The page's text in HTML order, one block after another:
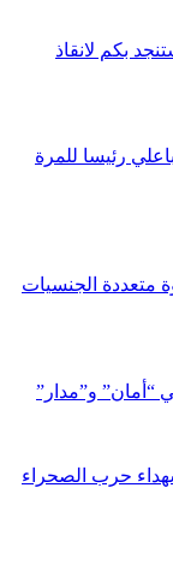
بكم لانقاذ
رئيسا للمرة
متعددة الجنسيات
“أمان” و”مدار”
حرب الصحراء